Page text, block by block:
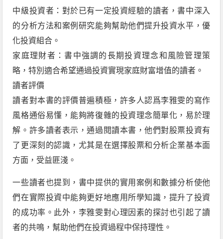
中級投資者：對於已有一定投資經驗的讀者，書中深入
的分析方法和案例研究能夠幫助他們提升投資水平，優
化投資組合。
家庭理財者：書中強調的長期投資理念和風險管理策
略，特別適合希望通過投資實現家庭財富增值的讀者。
讀者評價
讀者對本書的評價普遍積極，許多人認爲李雅雯的寫作
風格通俗易懂，能夠將復雜的投資理念簡單化，易於理
解。許多讀者表示，通過閱讀本書，他們對股票投資有
了更深刻的認識，尤其是在選擇股票和分析企業基本面
方面，受益匪淺。
一些讀者也提到，書中提供的實用案例和數據分析使他
們在實際投資中能夠更好地應用所學知識，提升了投資
的成功率。此外，李雅雯對心理因素的探討也引起了讀
者的共鳴，幫助他們在投資過程中保持理性。